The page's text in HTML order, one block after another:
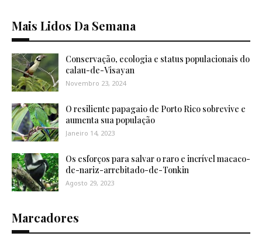
Mais Lidos Da Semana
Conservação, ecologia e status populacionais do
calau-de-Visayan
Novembro 23, 2024
O resiliente papagaio de Porto Rico sobrevive e
aumenta sua população
Janeiro 14, 2023
Os esforços para salvar o raro e incrível macaco-
de-nariz-arrebitado-de-Tonkin
Agosto 29, 2023
Marcadores